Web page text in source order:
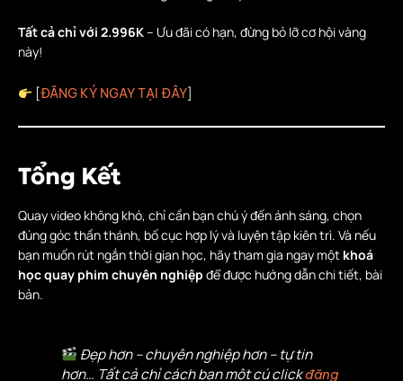
Tất cả chỉ với 2.996K– Ưu đãi có hạn, đừng bỏ lỡ cơ hội vàng
này!
[ĐĂNG KÝ NGAY TẠI ĐÂY]
Tổng Kết
Quay video không khó, chỉ cần bạn chú ý đến ánh sáng, chọn
đúng góc thần thánh, bố cục hợp lý và luyện tập kiên trì. Và nếu
bạn muốn rút ngắn thời gian học, hãy tham gia ngay một khoá
học quay phim chuyên nghiệp để được hướng dẫn chi tiết, bài
bản.
Đẹp hơn – chuyên nghiệp hơn – tự tin
hơn… Tất cả chỉ cách bạn một cú clickđăng